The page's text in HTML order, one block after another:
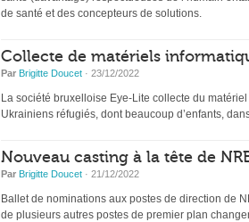
de santé et des concepteurs de solutions.
Collecte de matériels
Par Brigitte Doucet · 23/12/2022
La société bruxelloise Eye-Lite collecte du
Ukrainiens réfugiés, dont beaucoup d’enfants,
Nouveau casting à la tête de
Par Brigitte Doucet · 21/12/2022
Ballet de nominations aux postes de direction de
de plusieurs autres postes de premier plan